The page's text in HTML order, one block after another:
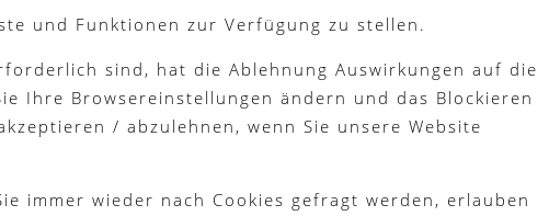
und Funktionen zur Verfügung zu stellen.
sind, hat die Ablehnung Auswirkungen auf die
Ihre Browsereinstellungen ändern und das Blockieren
/ abzulehnen, wenn Sie unsere Website
immer wieder nach Cookies gefragt werden, erlauben